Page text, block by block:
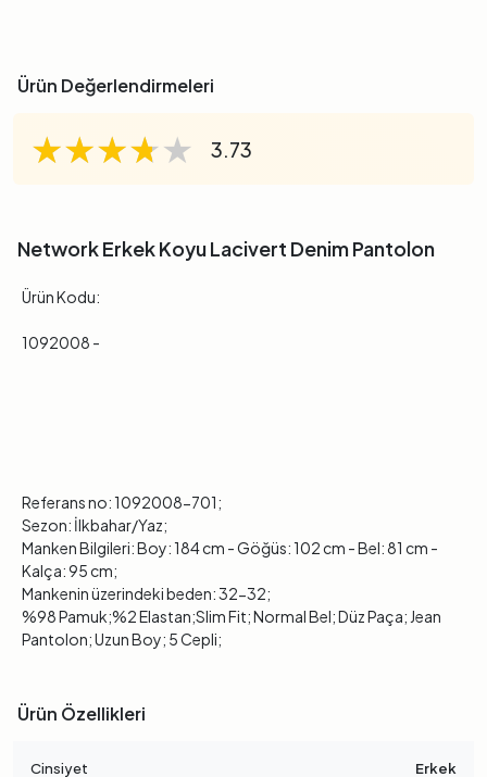
Ürün Değerlendirmeleri
★★★★★
★★★★★
★★★★★ 3.73
Network Erkek Koyu Lacivert Denim Pantolon
Ürün Kodu:
1092008 -
Referans no: 1092008-701;
Sezon: İlkbahar/Yaz;
Manken Bilgileri: Boy: 184 cm - Göğüs: 102 cm - Bel: 81 cm -
Kalça: 95 cm;
Mankenin üzerindeki beden: 32-32;
%98 Pamuk;%2 Elastan;Slim Fit; Normal Bel; Düz Paça; Jean
Pantolon; Uzun Boy; 5 Cepli;
Ürün Özellikleri
Cinsiyet Erkek